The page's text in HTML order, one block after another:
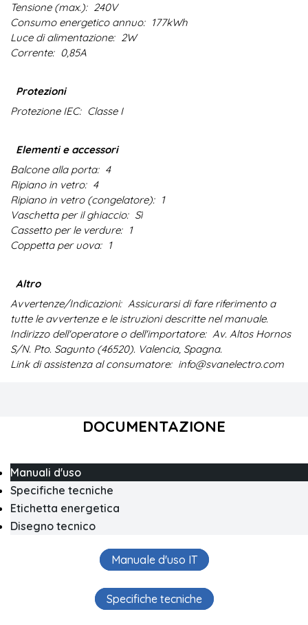
Tensione (max.): 240V
Consumo energetico annuo: 177kWh
Luce di alimentazione: 2W
Corrente: 0,85A
Protezioni
Protezione IEC: Classe I
Elementi e accessori
Balcone alla porta: 4
Ripiano in vetro: 4
Ripiano in vetro (congelatore): 1
Vaschetta per il ghiaccio: Sì
Cassetto per le verdure: 1
Coppetta per uova: 1
Altro
Avvertenze/Indicazioni: Assicurarsi di fare riferimento a
tutte le avvertenze e le istruzioni descritte nel manuale.
Indirizzo dell'operatore o dell'importatore: Av. Altos Hornos
S/N. Pto. Sagunto (46520). Valencia, Spagna.
Link di assistenza al consumatore: info@svanelectro.com
DOCUMENTAZIONE
Manuali d'uso
Specifiche tecniche
Etichetta energetica
Disegno tecnico
Manuale d'uso IT
Specifiche tecniche